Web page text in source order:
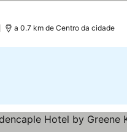
a 0.7 km de Centro da cidade